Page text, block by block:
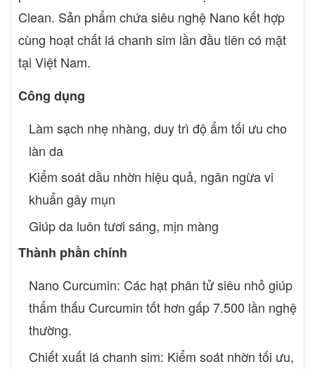
Clean. Sản phẩm chứa siêu nghệ Nano kết hợp
cùng hoạt chất lá chanh sim lần đầu tiên có mặt
tại Việt Nam.
Công dụng
Làm sạch nhẹ nhàng, duy trì độ ẩm tối ưu cho
làn da
Kiểm soát dầu nhờn hiệu quả, ngăn ngừa vi
khuẩn gây mụn
Giúp da luôn tươi sáng, mịn màng
Thành phần chính
Nano Curcumin: Các hạt phân tử siêu nhỏ giúp
thẩm thấu Curcumin tốt hơn gấp 7.500 lần nghệ
thường.
Chiết xuất lá chanh sim: Kiểm soát nhờn tối ưu,